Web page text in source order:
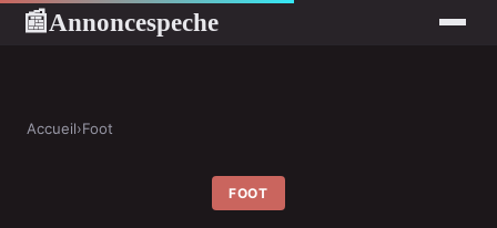
📰Annoncespeche
Accueil›Foot
FOOT